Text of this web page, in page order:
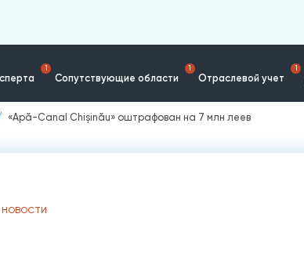
1
Сопутствующие области
1
Отраслевой учет
1
«Apă-Canal Chișinău» оштрафован на 7 млн леев
НОВОСТИ